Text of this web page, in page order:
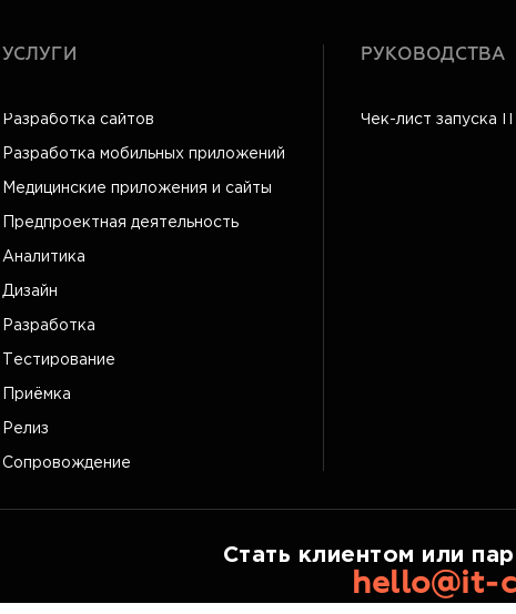
УСЛУГИ
Разработка сайтов
Разработка мобильных приложений
Медицинские приложения и сайты
Предпроектная деятельность
Аналитика
Дизайн
Разработка
Тестирование
Приёмка
Релиз
Сопровождение
РУКОВОДСТВА
Чек-лист запуска
Стать клиентом или
hello@it-